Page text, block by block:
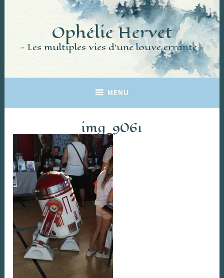
principal
Ophélie Hervet
Les multiples vies d'une louve errante
MENU
img_9061